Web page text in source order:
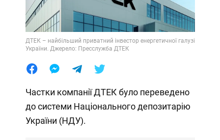
ДТЕК – найбільший приватний інвестор енергетичної галузі
України. Джерело: Пресслужба ДТЕК
Частки компанії ДТЕК було переведено
до системи Національного депозитарію
України (НДУ).